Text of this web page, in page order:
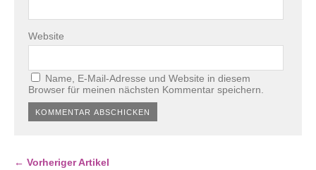
Website
Name, E-Mail-Adresse und Website in diesem
Browser für meinen nächsten Kommentar speichern.
← Vorheriger Artikel